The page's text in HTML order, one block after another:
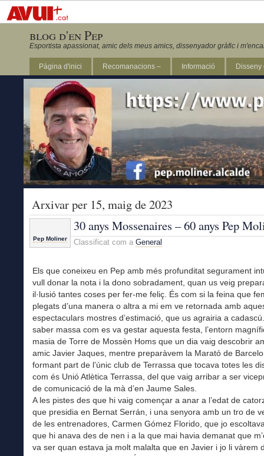
blog d'en Pep
Esportista apassionat, amic dels meus amics, dissenyador gràfic i
Pàgina d'inici Recomanacions – Informació
Revista Marathon 295
Arxivar per 15, maig de 2023
Pep Moliner
30 anys Mossenaires – 60 anys Pep
Classificat com a General
Els que coneixeu en Pep amb més profunditat segurament
vull donar la nota i la dono sobradament, quan us veig
il·lusió tantes coses per fer-me feliç. És com si la feina que
plegats d’una manera o altra a mi em ve retornada amb
espectaculars mostres d’estimació, que us agrairia a
saber massa com es va gestar aquesta festa, l’entorn
masia de Torre de Mossèn Homs que un dia vaig descobrir
amic Javier Jaques, mentre preparàvem la Marató de
formant part de l’únic club de Terrassa que tocava totes les
com és Unió Atlètica Terrassa, del que vaig arribar a ser
de comunicació de la mà d’en Jaume Sales.
A les pistes des que hi vaig començar a anar a l’edat de
que presidia en Bernat Serrán, i una senyora amb un tro de
de les entrenadores, Carmen Gómez Florido, que jo
que hi anava des de nen i a la que mai havia demanat que
va ser quan estava ja molt malalta que en Javier i jo li vàrem